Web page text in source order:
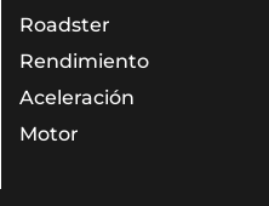
Roadster
Rendimiento
Aceleración
Motor